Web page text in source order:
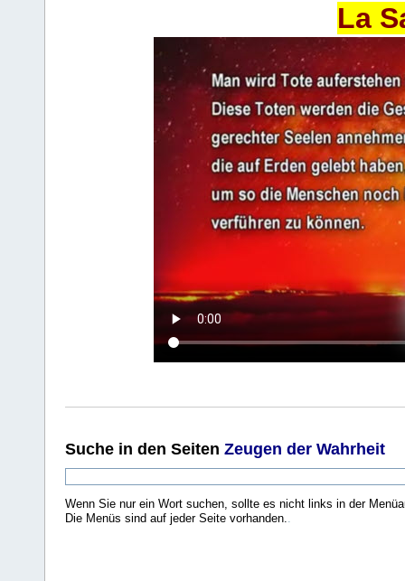
La
Suche in den Seiten Zeugen der Wahrheit
Wenn Sie nur ein Wort suchen, sollte es nicht links in der
Die Menüs sind auf jeder Seite vorhanden.